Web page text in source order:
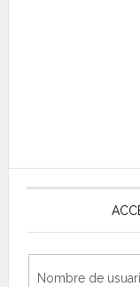
Nombre de